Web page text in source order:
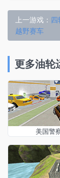
上一游戏： 四
越野赛车
更多油轮
美国警